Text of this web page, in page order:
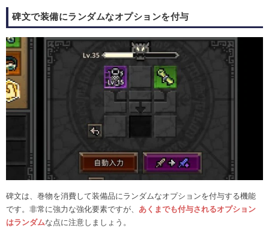
碑文で装備にランダムなオプションを付与
碑文は、巻物を消費して装備品にランダムなオプションを付与する機能
です。非常に強力な強化要素ですが、 あくまでも付与されるオプション
はランダムな点に注意しましょう。